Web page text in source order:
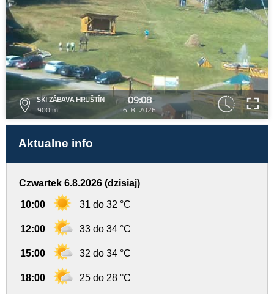
SKI ZÁBAVA HRUŠTÍN
900 m
09:08
6. 8. 2026
Aktualne info
Czwartek 6.8.2026 (dzisiaj)
10:00 31 do 32 °C
12:00 33 do 34 °C
15:00 32 do 34 °C
18:00 25 do 28 °C